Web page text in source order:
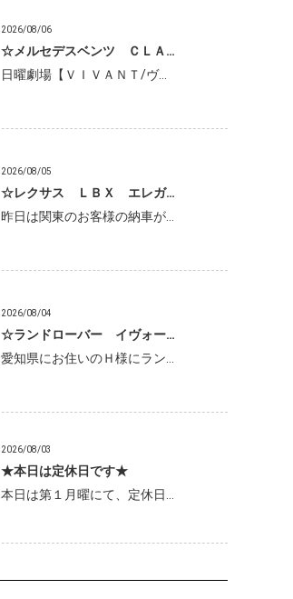
2026/08/06
☆メルセデスベンツ ＣＬＡ…
日曜劇場【ＶＩＶＡＮＴ/ヴ…
2026/08/05
☆レクサス ＬＢＸ エレガ…
昨日は関東のお客様の納車が…
2026/08/04
☆ランドローバー イヴォー…
愛知県にお住いのＨ様にラン…
2026/08/03
★本日は定休日です★
本日は第１月曜にて、定休日…